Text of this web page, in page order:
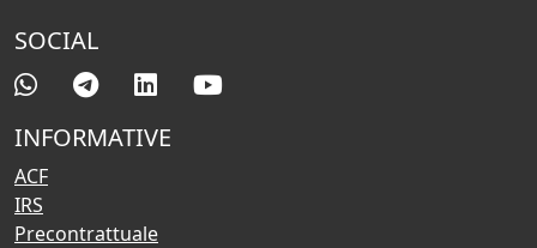
SOCIAL
INFORMATIVE
ACF
IRS
Precontrattuale